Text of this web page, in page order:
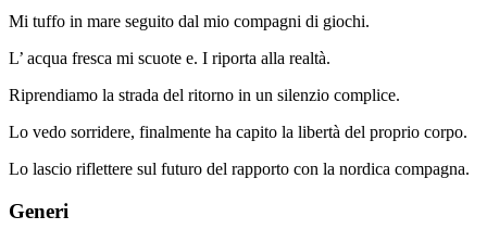
Mi tuffo in mare seguito dal mio compagni di giochi.
L’ acqua fresca mi scuote e. I riporta alla realtà.
Riprendiamo la strada del ritorno in un silenzio complice.
Lo vedo sorridere, finalmente ha capito la libertà del proprio corpo.
Lo lascio riflettere sul futuro del rapporto con la nordica compagna.
Generi